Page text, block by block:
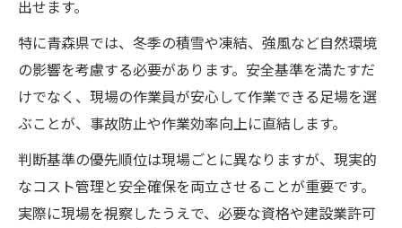
出せます。
特に青森県では、冬季の積雪や凍結、強風など自然環境
の影響を考慮する必要があります。安全基準を満たすだ
けでなく、現場の作業員が安心して作業できる足場を選
ぶことが、事故防止や作業効率向上に直結します。
判断基準の優先順位は現場ごとに異なりますが、現実的
なコスト管理と安全確保を両立させることが重要です。
実際に現場を視察したうえで、必要な資格や建設業許可